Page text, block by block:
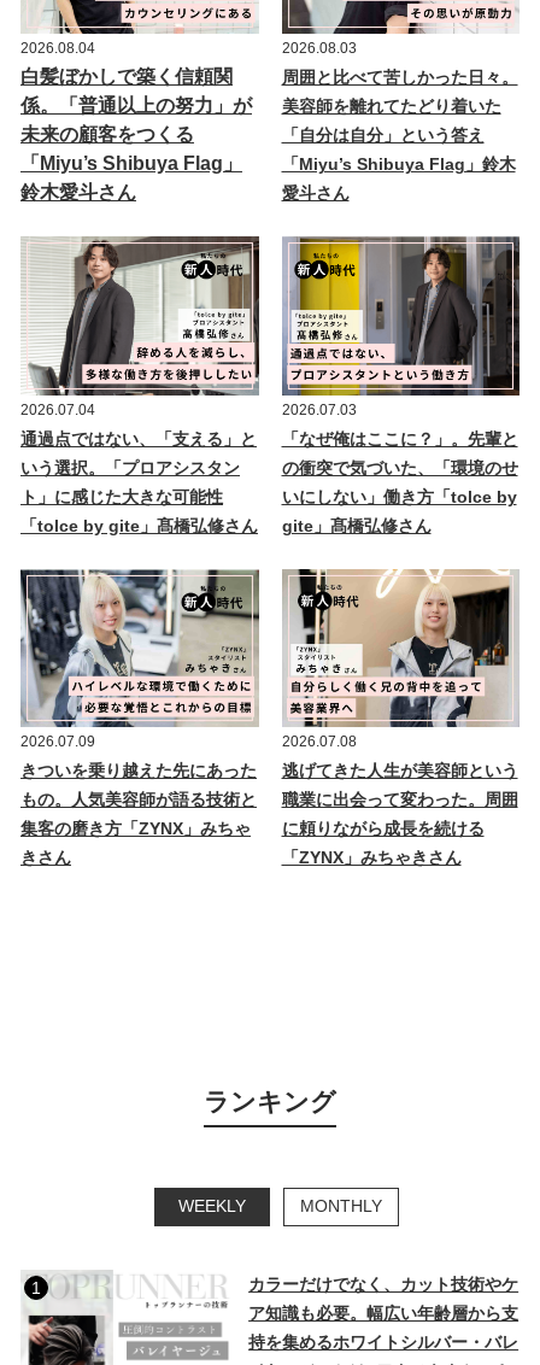
2026.08.04
白髪ぼかしで築く信頼関
係。「普通以上の努力」が
未来の顧客をつくる
「Miyu’s Shibuya Flag」
鈴木愛斗さん
2026.08.03
周囲と比べて苦しかった日々。
美容師を離れてたどり着いた
「自分は自分」という答え
「Miyu’s Shibuya Flag」鈴木
愛斗さん
2026.07.04
通過点ではない、「支える」と
いう選択。「プロアシスタン
ト」に感じた大きな可能性
「tolce by gite」髙橋弘修さん
2026.07.03
「なぜ俺はここに？」。先輩と
の衝突で気づいた、「環境のせ
いにしない」働き方「tolce by
gite」髙橋弘修さん
2026.07.09
きついを乗り越えた先にあった
もの。人気美容師が語る技術と
集客の磨き方「ZYNX」みちゃ
きさん
2026.07.08
逃げてきた人生が美容師という
職業に出会って変わった。周囲
に頼りながら成長を続ける
「ZYNX」みちゃきさん
ランキング
WEEKLY MONTHLY
1
カラーだけでなく、カット技術やケ
ア知識も必要。幅広い年齢層から支
持を集めるホワイトシルバー・バレ